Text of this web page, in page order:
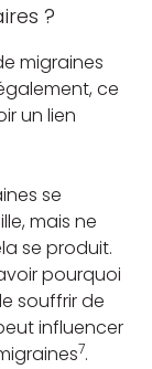
?
migraines
ce
un lien
se
mais ne
se produit.
pourquoi
souffrir de
influencer
7.